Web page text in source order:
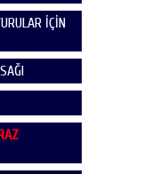
İÇİN